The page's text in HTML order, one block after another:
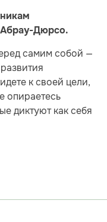
Абрау-Дюрсо.
самим собой —
к своей цели,
опираетесь
диктуют как себя